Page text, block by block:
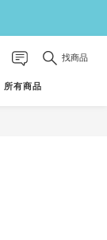
找商品
所有商品